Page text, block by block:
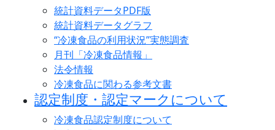
統計資料データPDF版
統計資料データグラフ
“冷凍食品の利用状況”実態調査
月刊「冷凍食品情報」
法令情報
冷凍食品に関わる参考文書
認定制度・認定マークについて
冷凍食品認定制度について